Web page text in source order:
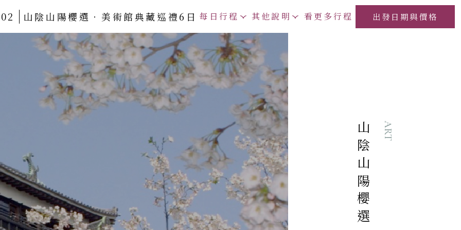
山陰山陽櫻選‧美術館典藏巡禮6日 每日行程 其他說明 看更多行程 出發日期與價格
ART